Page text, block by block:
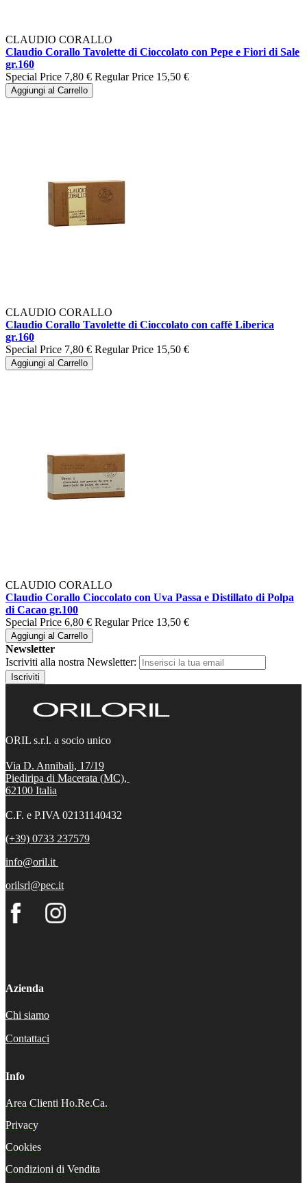
CLAUDIO CORALLO
Claudio Corallo Tavolette di Cioccolato con Pepe e Fiori di Sale
gr.160
Special Price 7,80 € Regular Price 15,50 €
Aggiungi al Carrello
CLAUDIO CORALLO
Claudio Corallo Tavolette di Cioccolato con caffè Liberica
gr.160
Special Price 7,80 € Regular Price 15,50 €
Aggiungi al Carrello
CLAUDIO CORALLO
Claudio Corallo Cioccolato con Uva Passa e Distillato di Polpa
di Cacao gr.100
Special Price 6,80 € Regular Price 13,50 €
Aggiungi al Carrello
Newsletter
Iscriviti alla nostra Newsletter:
Iscriviti
ORIL s.r.l. a socio unico
Via D. Annibali, 17/19
Piediripa di Macerata (MC),
62100 Italia
C.F. e P.IVA 02131140432
(+39) 0733 237579
info@oril.it
orilsrl@pec.it
Azienda
Chi siamo
Contattaci
Info
Area Clienti Ho.Re.Ca.
Privacy
Cookies
Condizioni di Vendita